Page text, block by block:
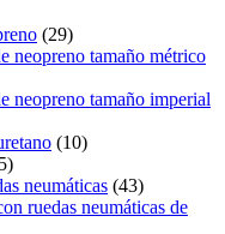
(29)
neopreno tamaño métrico
neopreno tamaño imperial
(10)
neumáticas (43)
ruedas neumáticas de